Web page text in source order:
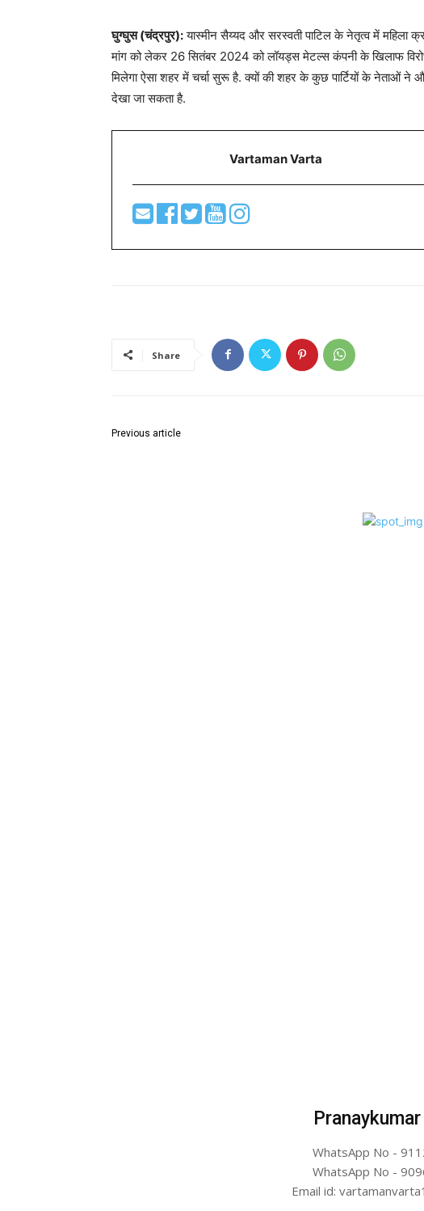
घुग्घुस (चंद्रपुर):यास्मीन सैय्यद और सरस्वती पाटिल के नेतृत्व में महिला
मांग को लेकर 26 सितंबर 2024 को लॉयड्स मेटल्स कंपनी के खिलाफ
मिलेगा ऐसा शहर में चर्चा सुरू है. क्यों की शहर के कुछ पार्टियों के नेताओं
देखा जा सकता है.
Vartaman Varta
Share
Previous article
WhatsApp No -
WhatsApp No -
Email id: